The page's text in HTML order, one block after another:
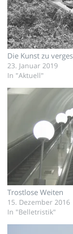
Die Kunst zu
23. Januar 2019
In "Aktuell"
Trostlose Weiten
15. Dezember 2016
In "Belletristik"